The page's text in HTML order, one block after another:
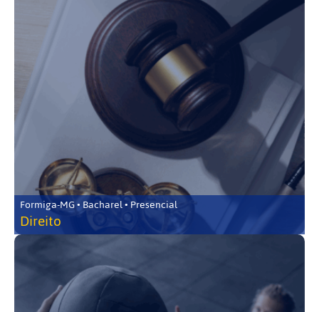
Formiga-MG • Bacharel • Presencial
Direito